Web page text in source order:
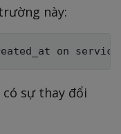
này:
có sự thay đổi